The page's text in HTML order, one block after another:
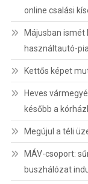
online csalási
Májusban
használtautó-
Kettős képet
Heves
később a
Megújul a téli
MÁV-csoport:
buszhálózat